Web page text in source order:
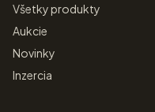
Všetky produkty
Aukcie
Novinky
Inzercia